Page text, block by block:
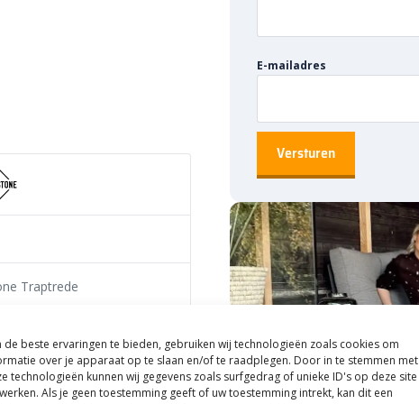
de beste ervaringen te bieden, gebruiken wij technologieën zoals cookies om
over je apparaat op te slaan en/of te raadplegen. Door in te stemmen met
technologieën kunnen wij gegevens zoals surfgedrag of unieke ID's op deze site
Als je geen toestemming geeft of uw toestemming intrekt, kan dit een
Oud Hollandse
en levendig tot
je doet het met Oud
andere
verkrijgbaar in verschillende
is. Of je nou voor een
de volgende kleuren:
Traptrede
E-mailadres